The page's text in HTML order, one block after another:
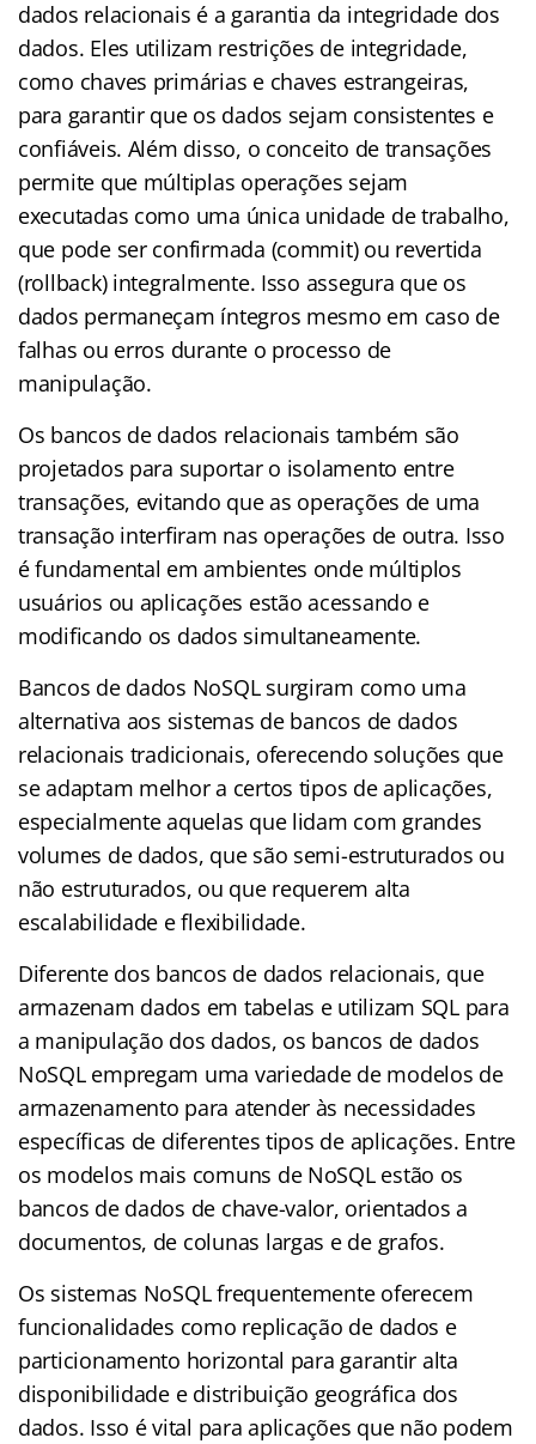
dados relacionais é a garantia da integridade dos
dados. Eles utilizam restrições de integridade,
como chaves primárias e chaves estrangeiras,
para garantir que os dados sejam consistentes e
confiáveis. Além disso, o conceito de transações
permite que múltiplas operações sejam
executadas como uma única unidade de trabalho,
que pode ser confirmada (commit) ou revertida
(rollback) integralmente. Isso assegura que os
dados permaneçam íntegros mesmo em caso de
falhas ou erros durante o processo de
manipulação.
Os bancos de dados relacionais também são
projetados para suportar o isolamento entre
transações, evitando que as operações de uma
transação interfiram nas operações de outra. Isso
é fundamental em ambientes onde múltiplos
usuários ou aplicações estão acessando e
modificando os dados simultaneamente.
Bancos de dados NoSQL surgiram como uma
alternativa aos sistemas de bancos de dados
relacionais tradicionais, oferecendo soluções que
se adaptam melhor a certos tipos de aplicações,
especialmente aquelas que lidam com grandes
volumes de dados, que são semi-estruturados ou
não estruturados, ou que requerem alta
escalabilidade e flexibilidade.
Diferente dos bancos de dados relacionais, que
armazenam dados em tabelas e utilizam SQL para
a manipulação dos dados, os bancos de dados
NoSQL empregam uma variedade de modelos de
armazenamento para atender às necessidades
específicas de diferentes tipos de aplicações. Entre
os modelos mais comuns de NoSQL estão os
bancos de dados de chave-valor, orientados a
documentos, de colunas largas e de grafos.
Os sistemas NoSQL frequentemente oferecem
funcionalidades como replicação de dados e
particionamento horizontal para garantir alta
disponibilidade e distribuição geográfica dos
dados. Isso é vital para aplicações que não podem